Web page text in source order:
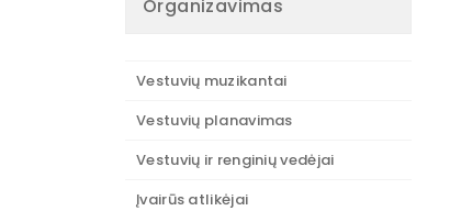
Organizavimas
Vestuvių muzikantai
Vestuvių planavimas
Vestuvių ir renginių vedėjai
Įvairūs atlikėjai